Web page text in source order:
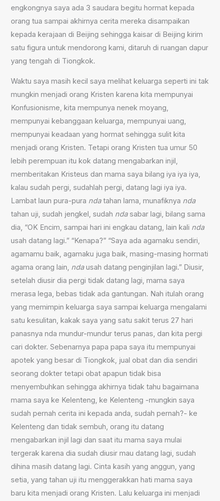
engkongnya saya ada 3 saudara begitu hormat kepada
orang tua sampai akhirnya cerita mereka disampaikan
kepada kerajaan di Beijing sehingga kaisar di Beijing kirim
satu figura untuk mendorong kami, ditaruh di ruangan dapur
yang tengah di Tiongkok.
Waktu saya masih kecil saya melihat keluarga seperti ini tak
mungkin menjadi orang Kristen karena kita mempunyai
Konfusionisme, kita mempunya nenek moyang,
mempunyai kebanggaan keluarga, mempunyai uang,
mempunyai keadaan yang hormat sehingga sulit kita
menjadi orang Kristen. Tetapi orang Kristen tua umur 50
lebih perempuan itu kok datang mengabarkan injil,
memberitakan Kristeus dan mama saya bilang iya iya iya,
kalau sudah pergi, sudahlah pergi, datang lagi iya iya.
Lambat laun pura-pura ndatahan lama, munafiknya nda
tahan uji, sudah jengkel, sudah ndasabar lagi, bilang sama
dia, “OK Encim, sampai hari ini engkau datang, lain kali nda
usah datang lagi.” “Kenapa?” “Saya ada agamaku sendiri,
agamamu baik, agamaku juga baik, masing-masing hormati
agama orang lain, ndausah datang penginjilan lagi.” Diusir,
setelah diusir dia pergi tidak datang lagi, mama saya
merasa lega, bebas tidak ada gantungan. Nah itulah orang
yang memimpin keluarga saya sampai keluarga mengalami
satu kesulitan, kakak saya yang satu sakit terus 27 hari
panasnya nda mundur-mundur terus panas, dan kita pergi
cari dokter. Sebenarnya papa papa saya itu mempunyai
apotek yang besar di Tiongkok, jual obat dan dia sendiri
seorang dokter tetapi obat apapun tidak bisa
menyembuhkan sehingga akhirnya tidak tahu bagaimana
mama saya ke Kelenteng, ke Kelenteng -mungkin saya
sudah pernah cerita ini kepada anda, sudah pernah?- ke
Kelenteng dan tidak sembuh, orang itu datang
mengabarkan injil lagi dan saat itu mama saya mulai
tergerak karena dia sudah diusir mau datang lagi, sudah
dihina masih datang lagi. Cinta kasih yang anggun, yang
setia, yang tahan uji itu menggerakkan hati mama saya
baru kita menjadi orang Kristen. Lalu keluarga ini menjadi